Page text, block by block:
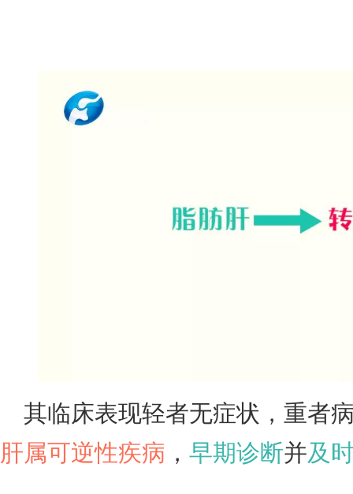
其临床表现轻者无症状，重者
肝属可逆性疾病 ， 早期诊断并及